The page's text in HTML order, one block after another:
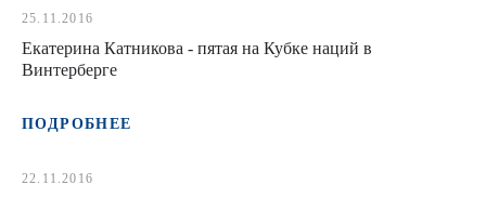
25.11.2016
Екатерина Катникова - пятая на Кубке наций в
Винтерберге
ПОДРОБНЕЕ
22.11.2016